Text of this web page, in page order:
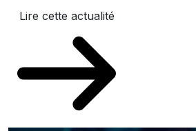
Lire cette actualité